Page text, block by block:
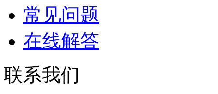
常见问题
在线解答
联系我们